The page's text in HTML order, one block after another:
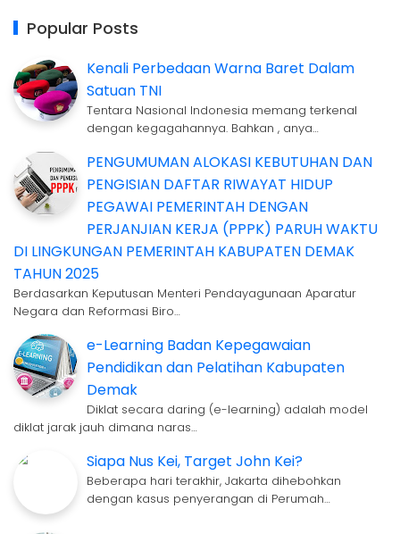
Popular Posts
Kenali Perbedaan Warna Baret Dalam
Satuan TNI
Tentara Nasional Indonesia memang terkenal
dengan kegagahannya. Bahkan , anya…
PENGUMUMAN ALOKASI KEBUTUHAN DAN
PENGISIAN DAFTAR RIWAYAT HIDUP
PEGAWAI PEMERINTAH DENGAN
PERJANJIAN KERJA (PPPK) PARUH WAKTU
DI LINGKUNGAN PEMERINTAH KABUPATEN DEMAK
TAHUN 2025
Berdasarkan Keputusan Menteri Pendayagunaan Aparatur
Negara dan Reformasi Biro…
e-Learning Badan Kepegawaian
Pendidikan dan Pelatihan Kabupaten
Demak
Diklat secara daring (e-learning) adalah model
diklat jarak jauh dimana naras…
Siapa Nus Kei, Target John Kei?
Beberapa hari terakhir, Jakarta dihebohkan
dengan kasus penyerangan di Perumah…